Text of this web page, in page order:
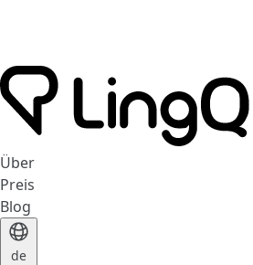
Über
Preis
Blog
de